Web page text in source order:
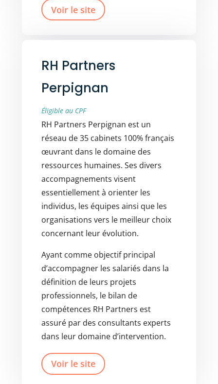
Voir le site
RH Partners
Perpignan
Éligible au CPF
RH Partners Perpignan est un
réseau de 35 cabinets 100% français
œuvrant dans le domaine des
ressources humaines. Ses divers
accompagnements visent
essentiellement à orienter les
individus, les équipes ainsi que les
organisations vers le meilleur choix
concernant leur évolution.
Ayant comme objectif principal
d’accompagner les salariés dans la
définition de leurs projets
professionnels, le bilan de
compétences RH Partners est
assuré par des consultants experts
dans leur domaine d’intervention.
Voir le site